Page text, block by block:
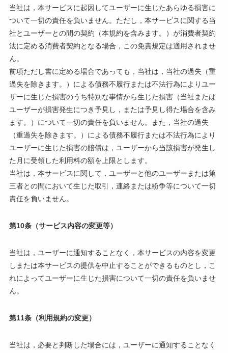
当社は，本サービスに起因してユーザーに生じたあらゆる損害に
ついて一切の責任を負いません。ただし，本サービスに関する当
社とユーザーとの間の契約（本規約を含みます。）が消費者契約
法に定める消費者契約となる場合，この免責規定は適用されませ
ん。
前項ただし書に定める場合であっても，当社は，当社の過失（重
過失を除きます。）による債務不履行または不法行為によりユー
ザーに生じた損害のうち特別な事情から生じた損害（当社または
ユーザーが損害発生につき予見し，または予見し得た場合を含み
ます。）について一切の責任を負いません。また，当社の過失
（重過失を除きます。）による債務不履行または不法行為により
ユーザーに生じた損害の賠償は，ユーザーから当該損害が発生し
た月に受領した利用料の額を上限とします。
当社は，本サービスに関して，ユーザーと他のユーザーまたは第
三者との間において生じた取引，連絡または紛争等について一切
責任を負いません。
第10条（サービス内容の変更等）
当社は，ユーザーに通知することなく，本サービスの内容を変更
しまたは本サービスの提供を中止することができるものとし，こ
れによってユーザーに生じた損害について一切の責任を負いませ
ん。
第11条（利用規約の変更）
当社は，必要と判断した場合には，ユーザーに通知することなく